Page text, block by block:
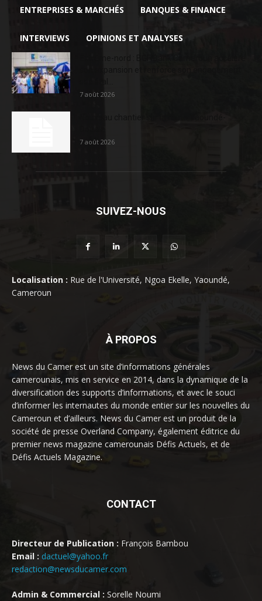
ENTREPRISES & MARCHÉS BANQUES & FINANCE
INTERVIEWS OPINIONS ET ANALYSES
7 août 2026
7 août 2026
SUIVEZ-NOUS
Localisation : Rue de l'Université, Ngoa Ekelle, Yaoundé,
Cameroun
À PROPOS
News du Camer est un site d’informations générales
camerounais, mis en service en 2014, dans la dynamique de la
diversification des supports d’informations, et avec le souci
d’informer les internautes du monde entier sur les nouvelles du
Cameroun et d’ailleurs. News du Camer est un produit de la
société de presse Overland Company, également éditrice du
premier news magazine camerounais Défis Actuels, et de
Défis Actuels Magazine.
CONTACT
Directeur de Publication : François Bambou
Email : dactuel@yahoo.fr
redaction@newsducamer.com
Admin & Commercial : Sorelle Noumi